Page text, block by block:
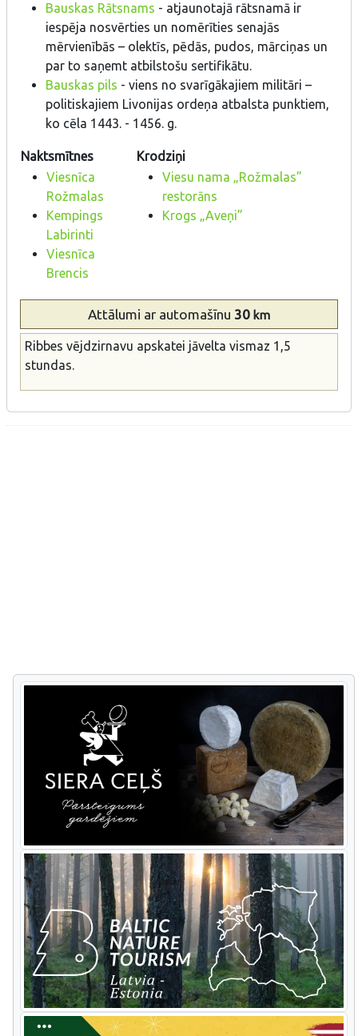
Bauskas Rātsnams - atjaunotajā rātsnamā ir
iespēja nosvērties un nomērīties senajās
mērvienībās – olektīs, pēdās, pudos, mārciņas un
par to saņemt atbilstošu sertifikātu.
Bauskas pils - viens no svarīgākajiem militāri –
politiskajiem Livonijas ordeņa atbalsta punktiem,
ko cēla 1443. - 1456. g.
Naktsmītnes
Krodziņi
Viesnīca
Rožmalas
Kempings
Labirinti
Viesnīca
Brencis
Viesu nama „Rožmalas”
restorāns
Krogs „Aveņi”
Attālumi ar automašīnu 30 km
Ribbes vējdzirnavu apskatei jāvelta vismaz 1,5
stundas.